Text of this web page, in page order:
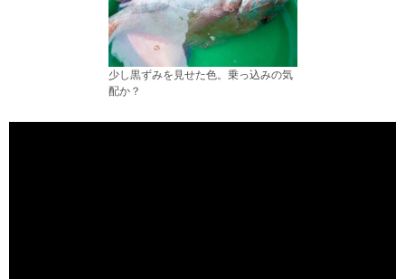
少し黒ずみを見せた色。乗っ込みの気
配か？